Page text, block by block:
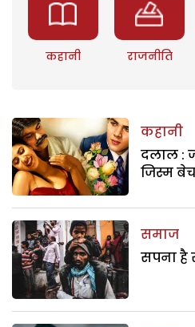
कहानी राजनीति
कहानी
दलाल :
जिस्म
समाज
सपना है